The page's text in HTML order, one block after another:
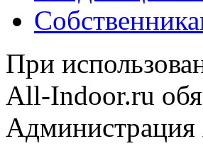
При
All-Indoor.ru
Администрация